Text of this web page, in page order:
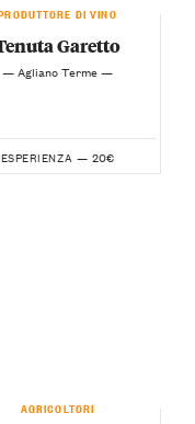
DI VINO
Garetto
— Agliano Terme —
ESPERIENZA — 20€
AGRICOLTORI